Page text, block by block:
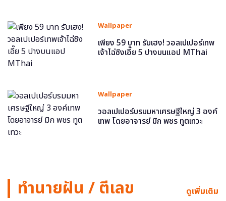
Wallpaper
เพียง 59 บาท รับเฮง! วอลเปเปอร์เทพ
เจ้าไฉ่ซิงเอี๊ย 5 ปางบนแอป MThai
Wallpaper
วอลเปเปอร์บรมมหาเศรษฐีใหญ่ 3 องค์
เทพ โดยอาจารย์ มิก พชร ทูตเทวะ
ทำนายฝัน / ตีเลข ดูเพิ่มเติม